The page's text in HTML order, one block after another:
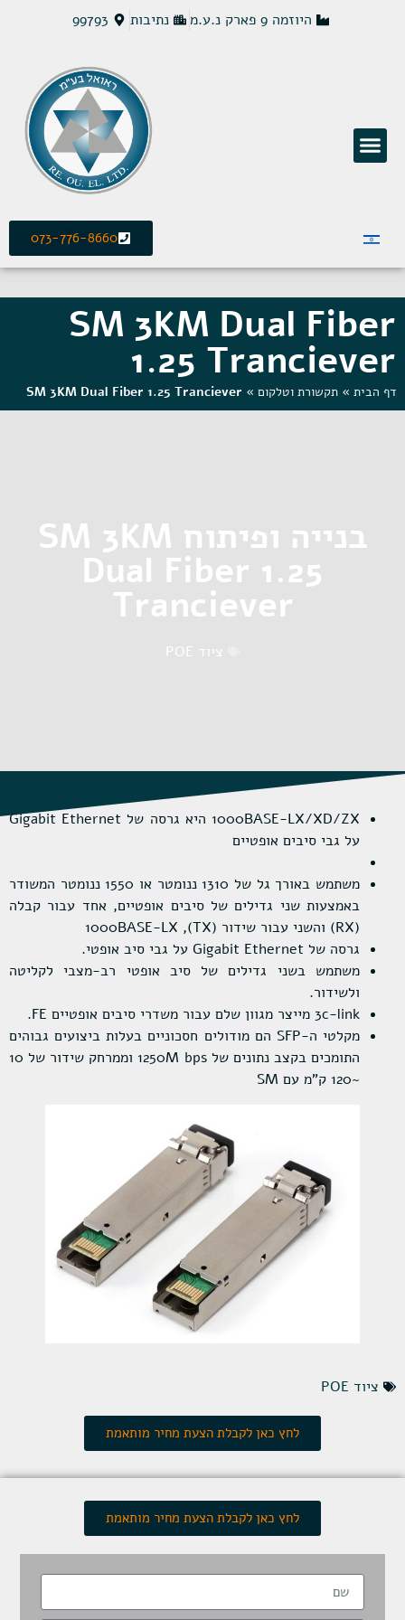
היוזמה 9 פארק נ.ע.מ נתיבות 99793
073-776-8660
SM 3KM Dual Fiber
1.25 Tranciever
דף הבית » תקשורת וטלקום »
SM 3KM Dual Fiber 1.25 Tranciever
בנייה ופיתוח SM 3KM
Dual Fiber 1.25
Tranciever
ציוד POE
1000BASE-LX/XD/ZX היא גרסה של Gigabit Ethernet
על גבי סיבים אופטיים
משתמש באורך גל של 1310 ננומטר או 1550 ננומטר המשודר
באמצעות שני גדילים של סיבים אופטיים, אחד עבור קבלה
(RX) והשני עבור שידור (TX), 1000BASE-LX
גרסה של Gigabit Ethernet על גבי סיב אופטי.
משתמש בשני גדילים של סיב אופטי רב-מצבי לקליטה
ולשידור.
3c-link מייצר מגוון שלם עבור משדרי סיבים אופטיים FE.
מקלטי ה-SFP הם מודולים חסכוניים בעלות ביצועים גבוהים
התומכים בקצב נתונים של 1250M bps וממרחק שידור של 10
~120 ק"מ עם SM
ציוד POE
לחץ כאן לקבלת הצעת מחיר מותאמת
לחץ כאן לקבלת הצעת מחיר מותאמת